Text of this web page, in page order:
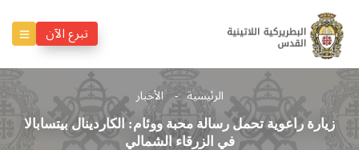
تبرع الآن
الرئيسية الأخبار
زيارة راعوية تحمل رسالة محبة ووئام: الكاردينال بيتسابالا
في الزرقاء الشمالي